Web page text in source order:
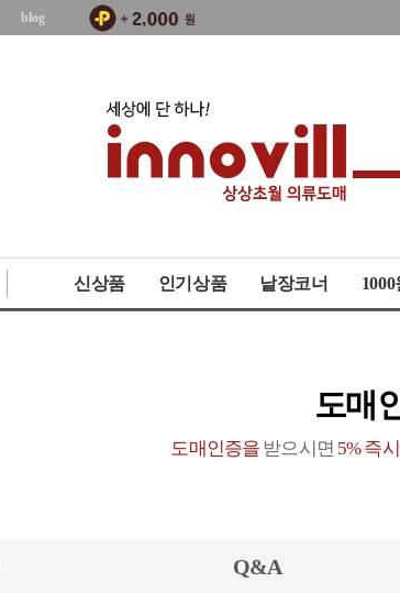
blog
신상품 인기상품 낱장코너 1000
도매
도매인증을 받으시면 5% 즉
Q&A